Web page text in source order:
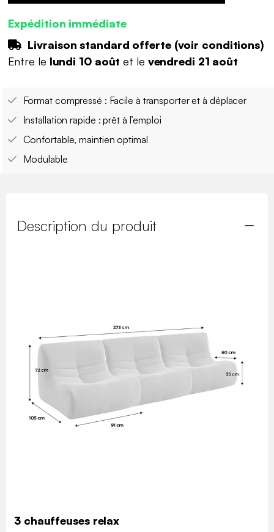
Expédition immédiate
Livraison standard offerte (voir conditions)
Entre le lundi 10 août et le vendredi 21 août
Format compressé : Facile à transporter et à déplacer
Installation rapide : prêt à l’emploi
Confortable, maintien optimal
Modulable
Description du produit
3 chauffeuses relax